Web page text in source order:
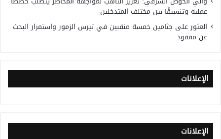
عملية وتنسيقًا بين مختلف المتدخلين
العثور على جثامين خمسة منقبين في تيرس الزمور واستمرار البحث
عن مفقود
الإعلانات
الإعلانات